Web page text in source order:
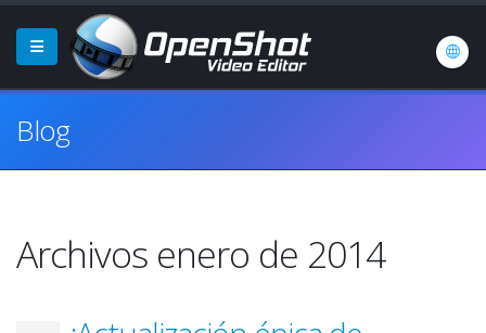
Blog
Archivos enero de 2014